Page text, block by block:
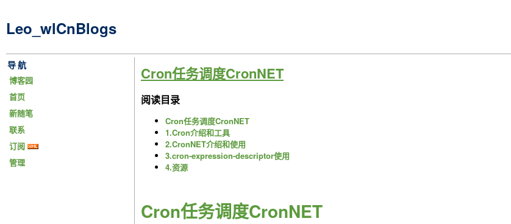
Leo_wlCnBlogs
导航
博客园
首页
新随笔
联系
订阅
管理
Cron任务调度CronNET
阅读目录
Cron任务调度CronNET
1.Cron介绍和工具
2.CronNET介绍和使用
3.cron-expression-descriptor使用
4.资源
Cron任务调度CronNET